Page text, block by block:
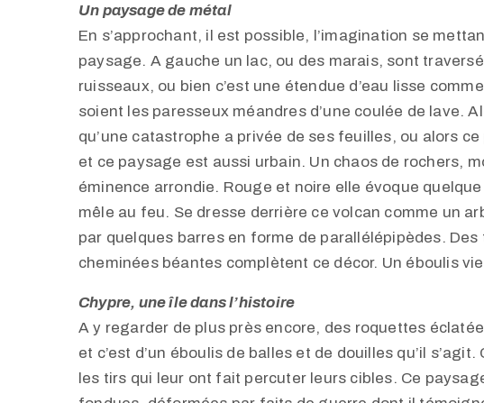
Un paysage de métal
En s’approchant, il est possible, l’imagination se
paysage. A gauche un lac, ou des marais, sont
ruisseaux, ou bien c’est une étendue d’eau lisse
soient les paresseux méandres d’une coulée de lave.
qu’une catastrophe a privée de ses feuilles, ou alors
et ce paysage est aussi urbain. Un chaos de rochers,
éminence arrondie. Rouge et noire elle évoque
mêle au feu. Se dresse derrière ce volcan comme un
par quelques barres en forme de parallélépipèdes.
cheminées béantes complètent ce décor. Un éboulis
Chypre, une île dans l’histoire
A y regarder de plus près encore, des roquettes
et c’est d’un éboulis de balles et de douilles qu’il
les tirs qui leur ont fait percuter leurs cibles. Ce